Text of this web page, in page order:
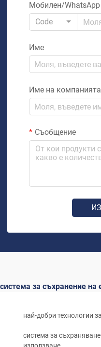
Мобилен/WhatsApp
Code
Име
Име на компанията
Съобщение
система за съхранение на
най-добри технологии
система за